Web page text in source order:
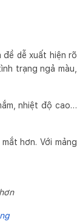
đề dễ xuất hiện rõ
trạng ngả màu,
nhiệt độ cao…
hơn. Với mảng